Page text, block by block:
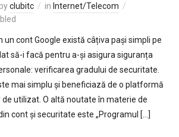
clubitc in Internet/Telecom
un cont Google există câțiva pași simpli pe
să-i facă pentru a-și asigura siguranța
verificarea gradului de securitate.
mai simplu și beneficiază de o platformă
utilizat. O altă noutate în materie de
cont și securitate este „Programul […]